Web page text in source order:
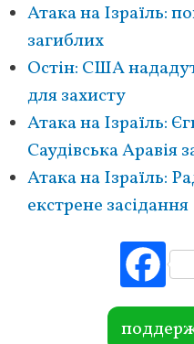
Атака на Ізраїль:
загиблих
Остін: США
для захисту
Атака на Ізраїль:
Саудівська Аравія
Атака на Ізраїль:
екстрене засідання